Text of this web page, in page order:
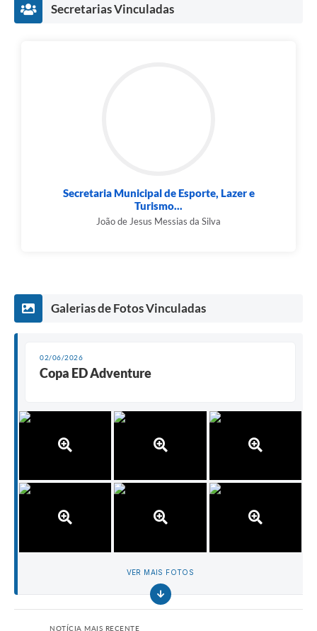
Secretarias Vinculadas
Secretaria Municipal de Esporte, Lazer e
Turismo...
João de Jesus Messias da Silva
Galerias de Fotos Vinculadas
02/06/2026
Copa ED Adventure
VER MAIS FOTOS
NOTÍCIA MAIS RECENTE